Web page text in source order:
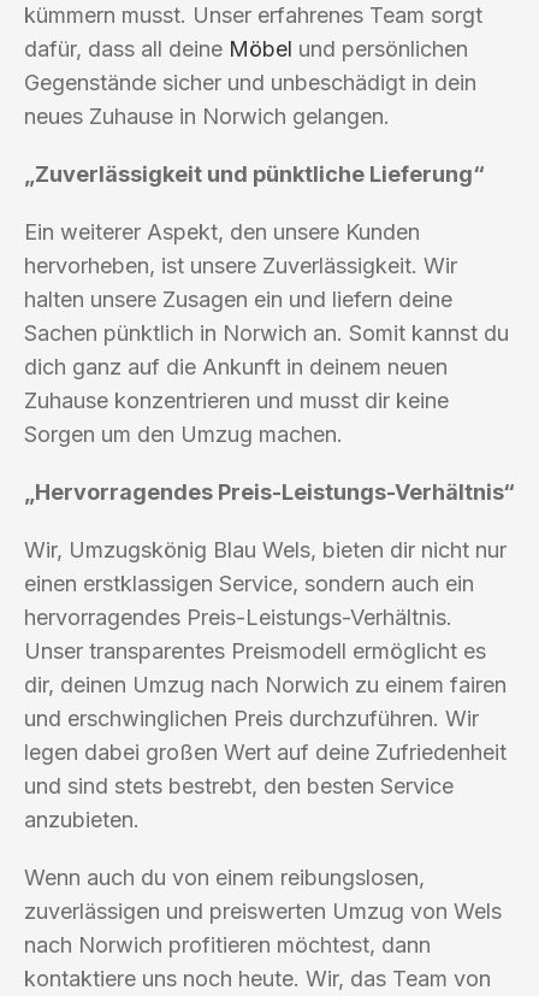
kümmern musst. Unser erfahrenes Team sorgt
dafür, dass all deine Möbel und persönlichen
Gegenstände sicher und unbeschädigt in dein
neues Zuhause in Norwich gelangen.
„Zuverlässigkeit und pünktliche Lieferung“
Ein weiterer Aspekt, den unsere Kunden
hervorheben, ist unsere Zuverlässigkeit. Wir
halten unsere Zusagen ein und liefern deine
Sachen pünktlich in Norwich an. Somit kannst du
dich ganz auf die Ankunft in deinem neuen
Zuhause konzentrieren und musst dir keine
Sorgen um den Umzug machen.
„Hervorragendes Preis-Leistungs-Verhältnis“
Wir, Umzugskönig Blau Wels, bieten dir nicht nur
einen erstklassigen Service, sondern auch ein
hervorragendes Preis-Leistungs-Verhältnis.
Unser transparentes Preismodell ermöglicht es
dir, deinen Umzug nach Norwich zu einem fairen
und erschwinglichen Preis durchzuführen. Wir
legen dabei großen Wert auf deine Zufriedenheit
und sind stets bestrebt, den besten Service
anzubieten.
Wenn auch du von einem reibungslosen,
zuverlässigen und preiswerten Umzug von Wels
nach Norwich profitieren möchtest, dann
kontaktiere uns noch heute. Wir, das Team von